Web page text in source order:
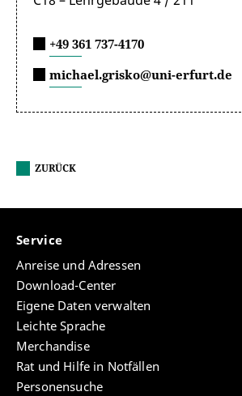
+49 361 737-4170
michael.grisko@uni-erfurt.de
ZURÜCK
Service
Anreise und Adressen
Download-Center
Eigene Daten verwalten
Leichte Sprache
Merchandise
Rat und Hilfe in Notfällen
Personensuche